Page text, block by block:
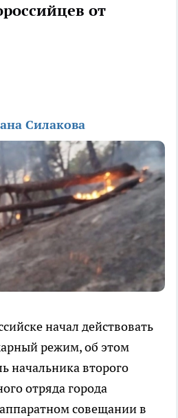
от
Силакова
начал действовать
режим, об этом
начальника второго
отряда города
совещании в